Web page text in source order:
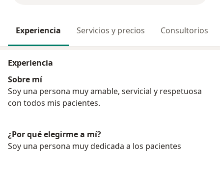
Experiencia Servicios y precios Consultorios
Experiencia
Sobre mí
Soy una persona muy amable, servicial y respetuosa
con todos mis pacientes.
¿Por qué elegirme a mí?
Soy una persona muy dedicada a los pacientes